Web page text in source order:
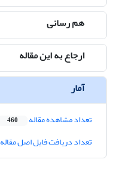
هم رسانی
ارجاع به این مقاله
آمار
تعداد مشاهده مقاله 460
تعداد دریافت فایل اصل مقاله